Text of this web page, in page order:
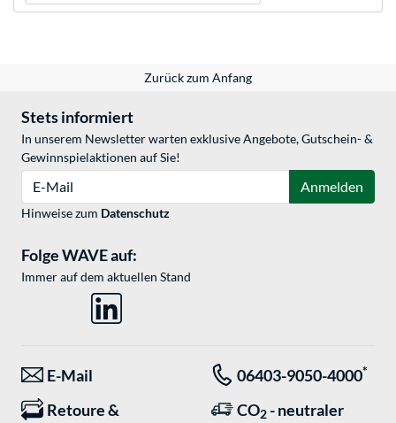
Zurück zum Anfang
Stets informiert
In unserem Newsletter warten exklusive Angebote, Gutschein- &
Gewinnspielaktionen auf Sie!
Anmelden
Hinweise zum Datenschutz
Folge WAVE auf:
Immer auf dem aktuellen Stand
E-Mail 06403-9050-4000*
Retoure &
CO2 - neutraler